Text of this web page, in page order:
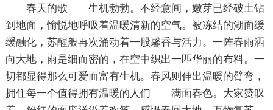
春天的歌——生机勃勃。不经意间，嫩芽已经破土钻
到地面，愉悦地呼吸着温暖清新的空气。被冻结的湖面缓
缓融化，苏醒般再次涌动着一股馨香与活力。一阵春雨洒
向大地，雨是细而密的，在空中织出一匹华丽的布料。一
切都显得那么可爱而富有生机。春风则伸出温暖的臂弯，
拥住每一个值得拥有温暖的人们——满面春色。大家赞叹